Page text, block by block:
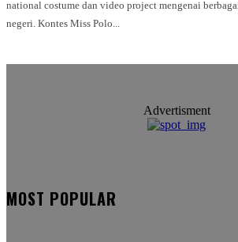
national costume dan video project mengenai
negeri. Kontes Miss Polo...
Advertisment
MOST POPULAR